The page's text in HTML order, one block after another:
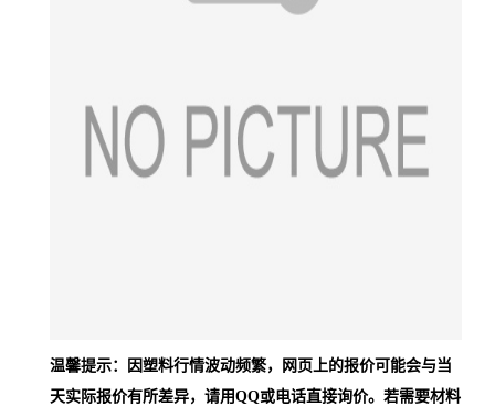
温馨提示：因塑料行情波动频繁，网页上的报价可能会与当
天实际报价有所差异，请用QQ或电话直接询价。若需要材料